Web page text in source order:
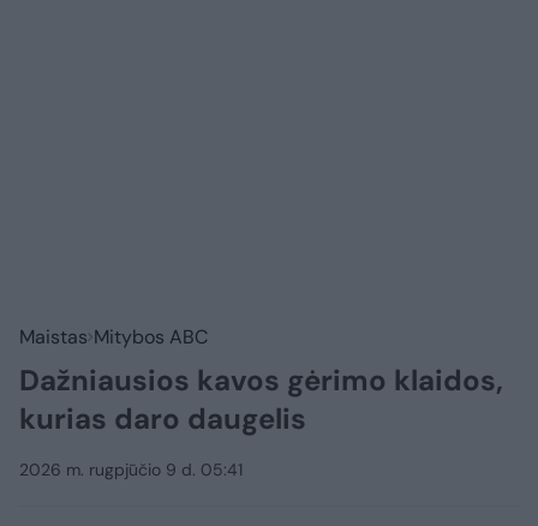
Maistas Mitybos ABC
Dažniausios kavos gėrimo klaidos,
kurias daro daugelis
2026 m. rugpjūčio 9 d. 05:41